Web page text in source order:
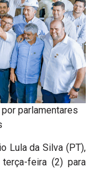
parlamentares
Lula da Silva (PT),
feira (2) para